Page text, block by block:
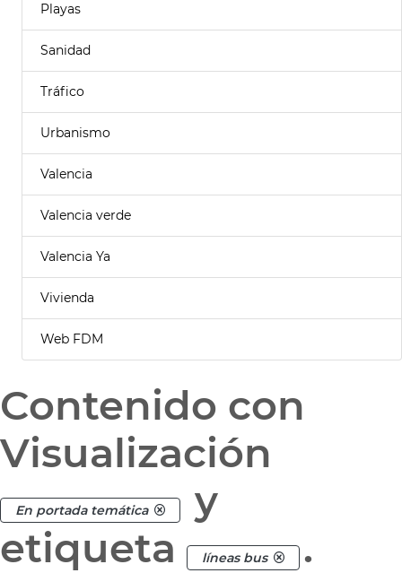
Playas
Sanidad
Tráfico
Urbanismo
Valencia
Valencia verde
Valencia Ya
Vivienda
Web FDM
Contenido con
Visualización
En portada temática
y
etiqueta
líneas bus .